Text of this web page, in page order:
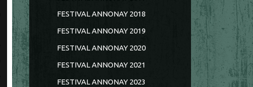
FESTIVAL ANNONAY 2018
FESTIVAL ANNONAY 2019
FESTIVAL ANNONAY 2020
FESTIVAL ANNONAY 2021
FESTIVAL ANNONAY 2023